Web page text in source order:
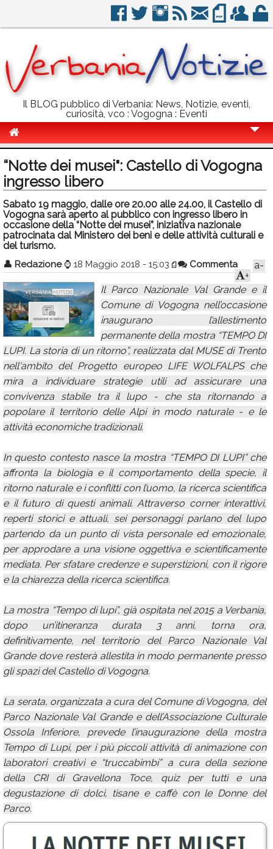
Il BLOG pubblico di Verbania: News, Notizie, eventi,
curiosità, vco : Vogogna : Eventi
Politica
Sport
Eventi
Info Utili
Rubriche
Calendario
Annunci
“Notte dei musei": Castello di Vogogna
ingresso libero
Sabato 19 maggio, dalle ore 20.00 alle 24.00, il Castello di
Vogogna sarà aperto al pubblico con ingresso libero in
occasione della “Notte dei musei”, iniziativa nazionale
patrocinata dal Ministero dei beni e delle attività culturali e
del turismo.
👤 Redazione ⌚ 18 Maggio 2018 - 15:03 Commenta
a-
+
Il Parco Nazionale Val Grande e il
Comune di Vogogna nell’occasione
inaugurano l’allestimento
permanente della mostra “TEMPO DI
LUPI. La storia di un ritorno”, realizzata dal MUSE di Trento
nell'ambito del Progetto europeo LIFE WOLFALPS che
mira a individuare strategie utili ad assicurare una
convivenza stabile tra il lupo - che sta ritornando a
popolare il territorio delle Alpi in modo naturale - e le
attività economiche tradizionali.
In questo contesto nasce la mostra “TEMPO DI LUPI” che
affronta la biologia e il comportamento della specie, il
ritorno naturale e i conflitti con l’uomo, la ricerca scientifica
e il futuro di questi animali. Attraverso corner interattivi,
reperti storici e attuali, sei personaggi parlano del lupo
partendo da un punto di vista personale ed emozionale,
per approdare a una visione oggettiva e scientificamente
mediata. Per sfatare credenze e superstizioni, con il rigore
e la chiarezza della ricerca scientifica.
La mostra “Tempo di lupi”, già ospitata nel 2015 a Verbania,
dopo un’itineranza durata 3 anni, torna ora,
definitivamente, nel territorio del Parco Nazionale Val
Grande dove resterà allestita in modo permanente presso
gli spazi del Castello di Vogogna.
La serata, organizzata a cura del Comune di Vogogna, del
Parco Nazionale Val Grande e dell’Associazione Culturale
Ossola Inferiore, prevede l’inaugurazione della mostra
Tempo di Lupi, per i più piccoli attività di animazione con
laboratori creativi e “truccabimbi” a cura della sezione
della CRI di Gravellona Toce, quiz per tutti e una
degustazione di dolci, tisane e caffè con le Donne del
Parco.